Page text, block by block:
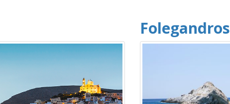
Folegandros